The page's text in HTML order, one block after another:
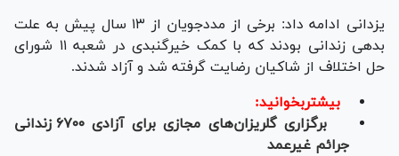
یزدانی ادامه داد: برخی از مددجویان از ۱۳ سال پیش به علت
بدهی زندانی بودند که با کمک خیرگنبدی در شعبه ۱۱ شورای
حل اختلاف از شاکیان رضایت گرفته شد و آزاد شدند.
بیشتربخوانید:
برگزاری گلریزان‌های مجازی برای آزادی ۶۷۰۰ زندانی
جرائم غیرعمد